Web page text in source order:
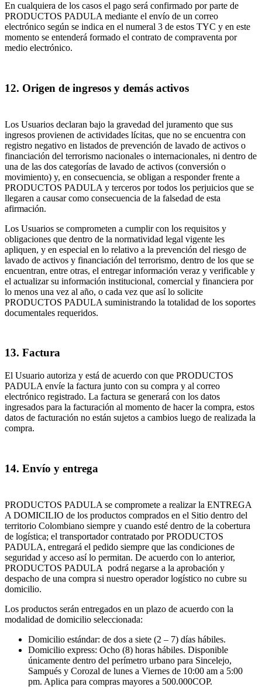
En cualquiera de los casos el pago será confirmado por parte de
PRODUCTOS PADULA mediante el envío de un correo
electrónico según se indica en el numeral 3 de estos TYC y en este
momento se entenderá formado el contrato de compraventa por
medio electrónico.
12. Origen de ingresos y demás activos
Los Usuarios declaran bajo la gravedad del juramento que sus
ingresos provienen de actividades lícitas, que no se encuentra con
registro negativo en listados de prevención de lavado de activos o
financiación del terrorismo nacionales o internacionales, ni dentro de
una de las dos categorías de lavado de activos (conversión o
movimiento) y, en consecuencia, se obligan a responder frente a
PRODUCTOS PADULA y terceros por todos los perjuicios que se
llegaren a causar como consecuencia de la falsedad de esta
afirmación.
Los Usuarios se comprometen a cumplir con los requisitos y
obligaciones que dentro de la normatividad legal vigente les
apliquen, y en especial en lo relativo a la prevención del riesgo de
lavado de activos y financiación del terrorismo, dentro de los que se
encuentran, entre otras, el entregar información veraz y verificable y
el actualizar su información institucional, comercial y financiera por
lo menos una vez al año, o cada vez que así lo solicite
PRODUCTOS PADULA suministrando la totalidad de los soportes
documentales requeridos.
13. Factura
El Usuario autoriza y está de acuerdo con que PRODUCTOS
PADULA envíe la factura junto con su compra y al correo
electrónico registrado. La factura se generará con los datos
ingresados para la facturación al momento de hacer la compra, estos
datos de facturación no están sujetos a cambios luego de realizada la
compra.
14. Envío y entrega
PRODUCTOS PADULA se compromete a realizar la ENTREGA
A DOMICILIO de los productos comprados en el Sitio dentro del
territorio Colombiano siempre y cuando esté dentro de la cobertura
de logística; el transportador contratado por PRODUCTOS
PADULA, entregará el pedido siempre que las condiciones de
seguridad y acceso así lo permitan. De acuerdo con lo anterior,
PRODUCTOS PADULA podrá negarse a la aprobación y
despacho de una compra si nuestro operador logístico no cubre su
domicilio.
Los productos serán entregados en un plazo de acuerdo con la
modalidad de domicilio seleccionada:
Domicilio estándar: de dos a siete (2 – 7) días hábiles.
Domicilio express: Ocho (8) horas hábiles. Disponible
únicamente dentro del perímetro urbano para Sincelejo,
Sampués y Corozal de lunes a Viernes de 10:00 am a 5:00
pm. Aplica para compras mayores a 500.000COP.